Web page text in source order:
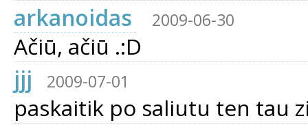
arkanoidas
2009-06-30
Ačiū, ačiū .:D
jjj
2009-07-01
paskaitik po saliutu ten tau